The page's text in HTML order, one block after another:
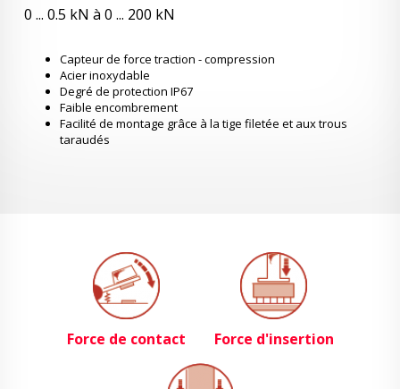
0 ... 0.5 kN à 0 ... 200 kN
Capteur de force traction - compression
Acier inoxydable
Degré de protection IP67
Faible encombrement
Facilité de montage grâce à la tige filetée et aux trous
taraudés
Force de contact Force d'insertion